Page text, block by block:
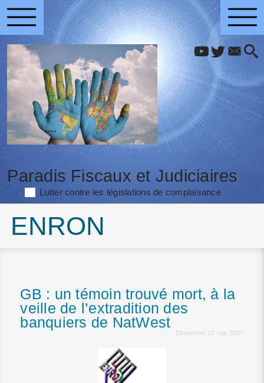
Paradis Fiscaux et Judiciaires
Lutter contre les législations de complaisance
ENRON
GB : un témoin trouvé mort, à la
veille de l’extradition des
banquiers de NatWest
Dimanche 13 mai 2007